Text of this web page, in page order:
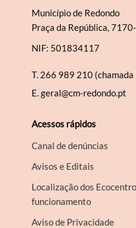
Município de Redondo
Praça da República,
NIF: 501834117
T. 266 989 210
E.geral@cm-redondo.pt
Acessos rápidos
Canal de denúncias
Avisos e Editais
Localização dos
funcionamento
Aviso de Privacidade